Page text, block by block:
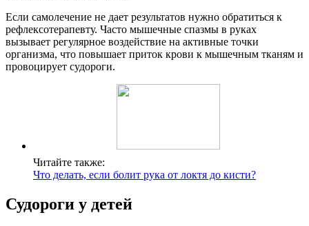
Если самолечение не дает результатов нужно обратиться к
рефлексотерапевту. Часто мышечные спазмы в руках
вызывает регулярное воздействие на активные точки
организма, что повышает приток крови к мышечным тканям и
провоцирует судороги.
Читайте также:
Что делать, если болит рука от локтя до кисти?
Судороги у детей